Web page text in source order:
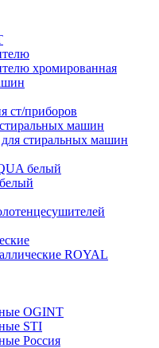
хромированная
ст/приборов
машин
стиральных машин
белый
ROYAL
OGINT
STI
Россия